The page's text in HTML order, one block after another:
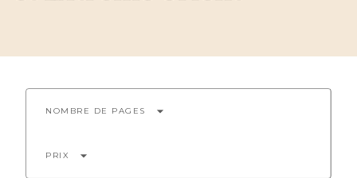
NOMBRE DE PAGES arrow_drop_down
PRIX arrow_drop_down